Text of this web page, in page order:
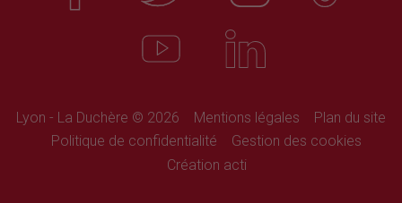
Lyon - La Duchère © 2026 Mentions légales
Plan du site
Politique de confidentialité
Gestion des cookies
Création acti